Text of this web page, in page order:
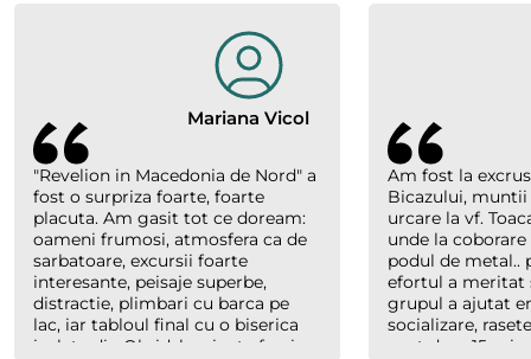
Mariana Vicol
"Revelion in Macedonia de Nord" a
fost o surpriza foarte, foarte
placuta. Am gasit tot ce doream:
oameni frumosi, atmosfera ca de
sarbatoare, excursii foarte
interesante, peisaje superbe,
distractie, plimbari cu barca pe
lac, iar tabloul final cu o biserica
izolata din Ohrid, luminata feeric,
Am fost la
Bicazului, muntii
urcare la vf.
unde la
podul de metal..
efortul a meritat
grupul a ajutat
socializare,
sunt doar 15